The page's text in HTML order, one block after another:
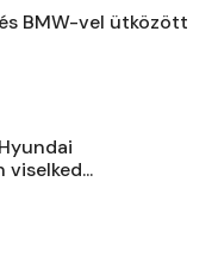
BMW-vel ütközött